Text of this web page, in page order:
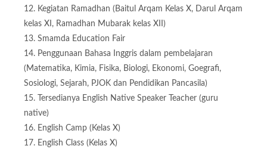
12. Kegiatan Ramadhan (Baitul Arqam Kelas X, Darul Arqam
kelas XI, Ramadhan Mubarak kelas XII)
13. Smamda Education Fair
14. Penggunaan Bahasa Inggris dalam pembelajaran
(Matematika, Kimia, Fisika, Biologi, Ekonomi, Goegrafi,
Sosiologi, Sejarah, PJOK dan Pendidikan Pancasila)
15. Tersedianya English Native Speaker Teacher (guru
native)
16. English Camp (Kelas X)
17. English Class (Kelas X)